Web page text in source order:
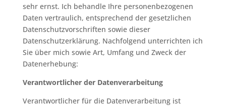
sehr ernst. Ich behandle Ihre personenbezogenen
Daten vertraulich, entsprechend der gesetzlichen
Datenschutzvorschriften sowie dieser
Datenschutzerklärung. Nachfolgend unterrichten ich
Sie über mich sowie Art, Umfang und Zweck der
Datenerhebung:
Verantwortlicher der Datenverarbeitung
Verantwortlicher für die Datenverarbeitung ist